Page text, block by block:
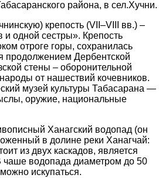
района, в сел.Хучни.
крепость (VII–VIII вв.) –
и одной сестры». Крепость
отроге горы, сохранилась
продолжением Дербентской
стены – оборонительной
от нашествий кочевников.
музей культуры Табасарана —
оружие, национальные
Ханагский водопад (он
в долине реки Ханагчай:
из двух каскадов, является
водопада диаметром до 50
искупаться.